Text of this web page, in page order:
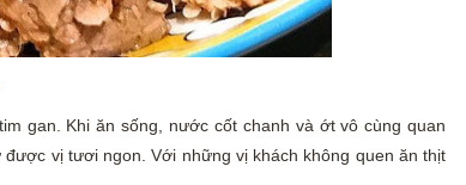
gan. Khi ăn sống, nước cốt chanh và ớt vô cùng quan
vị tươi ngon. Với những vị khách không quen ăn thịt